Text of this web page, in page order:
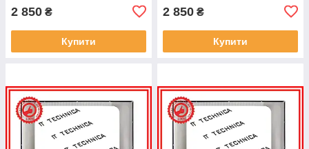
2 850 ₴
Купити
2 850 ₴
Купити